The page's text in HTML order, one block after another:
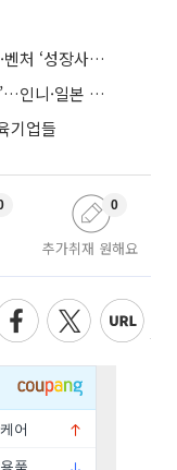
‘창업-도약-재도전’ 연결… 중기부, 중소·벤처 ‘성장사다리’ 짓는다
우즈벡서 보폭 넓히는 비상교육 ‘올비아’…인니·일본 진출 타진
기업들
추가취재 원해요
0